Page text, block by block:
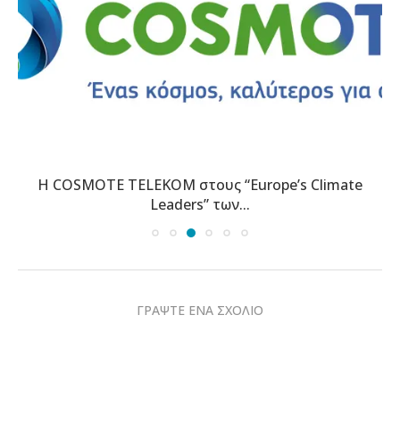
Η COSMOTE TELEKOM στους “Europe’s Climate
Leaders” των...
ΓΡΑΨΤΕ ΕΝΑ ΣΧΟΛΙΟ